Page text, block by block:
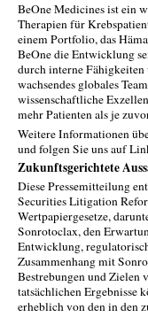
BeOne Medicines ist ein
Therapien für
einem Portfolio, das
BeOne die Entwicklung
durch interne
wachsendes globales
wissenschaftliche
mehr Patienten als je
Weitere Informationen
und folgen Sie uns auf
Zukunftsgerichtete
Diese Pressemitteilung
Securities Litigation
Wertpapiergesetze,
Sonrotoclax, den
Entwicklung,
Zusammenhang mit
Bestrebungen und Zielen
tatsächlichen Ergebnisse
erheblich von den in den